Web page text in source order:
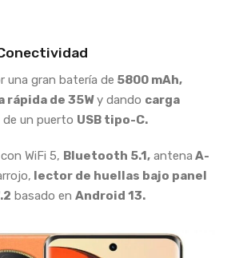
una gran batería de 5800 mAh,
rápida de 35Wy dando carga
un puerto USB tipo-C.
WiFi 5, Bluetooth 5.1, antena A-
lector de huellas bajo panel
basado en Android 13.